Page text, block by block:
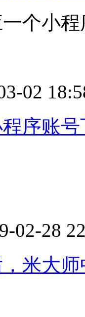
个小程
02
序账
02-28
米大